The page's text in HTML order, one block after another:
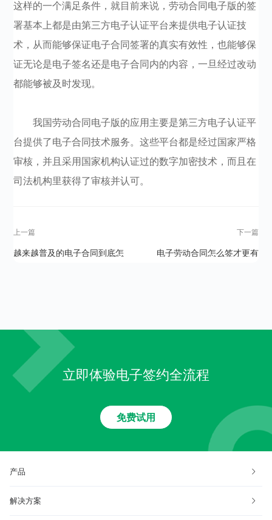
这样的一个满足条件，就目前来说，劳动合同电子版的签
署基本上都是由第三方电子认证平台来提供电子认证技
术，从而能够保证电子合同签署的真实有效性，也能够保
证无论是电子签名还是电子合同内的内容，一旦经过改动
都能够被及时发现。
我国劳动合同电子版的应用主要是第三方电子认证平
台提供了电子合同技术服务。这些平台都是经过国家严格
审核，并且采用国家机构认证过的数字加密技术，而且在
司法机构里获得了审核并认可。
上一篇
越来越普及的电子合同到底怎
下一篇
电子劳动合同怎么签才更有
立即体验电子签约全流程
免费试用
产品
解决方案